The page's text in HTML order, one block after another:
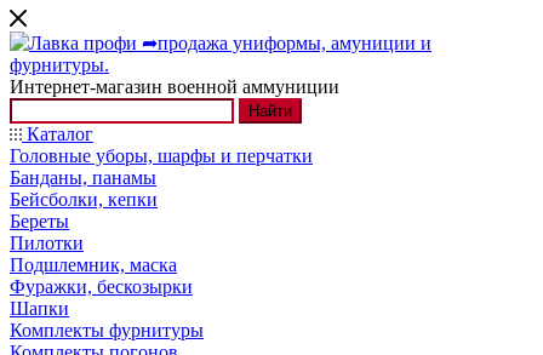
Интернет-магазин военной аммуниции
Найти
Каталог
Головные уборы, шарфы и перчатки
Банданы, панамы
Бейсболки, кепки
Береты
Пилотки
Подшлемник, маска
Фуражки, бескозырки
Шапки
Комплекты фурнитуры